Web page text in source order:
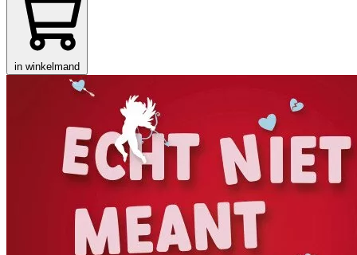
in winkelmand